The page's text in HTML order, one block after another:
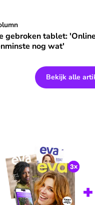
stabiel onderdeel
gebroken tablet:
gebroken tablet:
nog wat'
Bekijk alle